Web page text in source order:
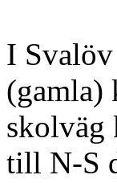
I
(gamla)
skolväg
till N-S